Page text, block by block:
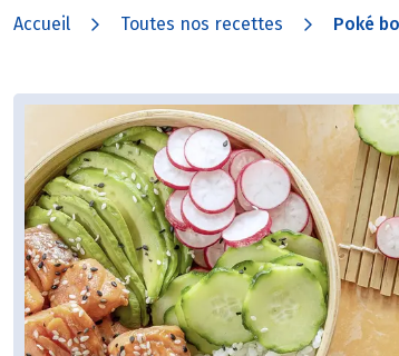
Accueil Toutes nos recettes Poké